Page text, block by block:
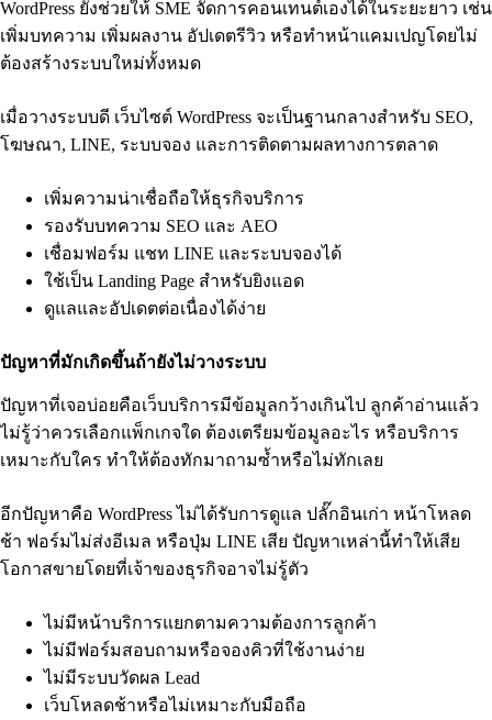
WordPress ยังช่วยให้ SME จัดการคอนเทนต์เองได้ในระยะยาว เช่น
เพิ่มบทความ เพิ่มผลงาน อัปเดตรีวิว หรือทำหน้าแคมเปญโดยไม่
ต้องสร้างระบบใหม่ทั้งหมด
เมื่อวางระบบดี เว็บไซต์ WordPress จะเป็นฐานกลางสำหรับ SEO,
โฆษณา, LINE, ระบบจอง และการติดตามผลทางการตลาด
เพิ่มความน่าเชื่อถือให้ธุรกิจบริการ
รองรับบทความ SEO และ AEO
เชื่อมฟอร์ม แชท LINE และระบบจองได้
ใช้เป็น Landing Page สำหรับยิงแอด
ดูแลและอัปเดตต่อเนื่องได้ง่าย
ปัญหาที่มักเกิดขึ้นถ้ายังไม่วางระบบ
ปัญหาที่เจอบ่อยคือเว็บบริการมีข้อมูลกว้างเกินไป ลูกค้าอ่านแล้ว
ไม่รู้ว่าควรเลือกแพ็กเกจใด ต้องเตรียมข้อมูลอะไร หรือบริการ
เหมาะกับใคร ทำให้ต้องทักมาถามซ้ำหรือไม่ทักเลย
อีกปัญหาคือ WordPress ไม่ได้รับการดูแล ปลั๊กอินเก่า หน้าโหลด
ช้า ฟอร์มไม่ส่งอีเมล หรือปุ่ม LINE เสีย ปัญหาเหล่านี้ทำให้เสีย
โอกาสขายโดยที่เจ้าของธุรกิจอาจไม่รู้ตัว
ไม่มีหน้าบริการแยกตามความต้องการลูกค้า
ไม่มีฟอร์มสอบถามหรือจองคิวที่ใช้งานง่าย
ไม่มีระบบวัดผล Lead
เว็บโหลดช้าหรือไม่เหมาะกับมือถือ